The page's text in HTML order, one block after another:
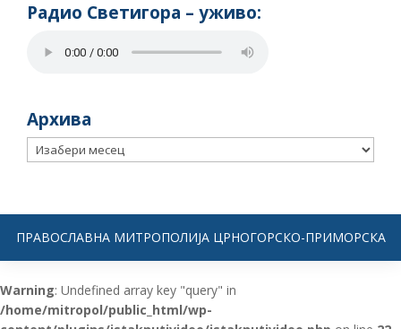
Радио Светигора – yживо:
Архива
Архива
ПРАВОСЛАВНА МИТРОПОЛИЈА ЦРНОГОРСКО-ПРИМОРСКА
Warning: Undefined array key "query" in
/home/mitropol/public_html/wp-